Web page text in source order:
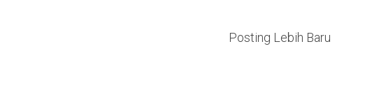
Posting Lebih Baru